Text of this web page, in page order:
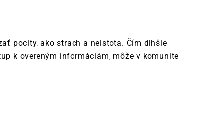
pocity, ako strach a neistota. Čím dlhšie
k overeným informáciám, môže v komunite